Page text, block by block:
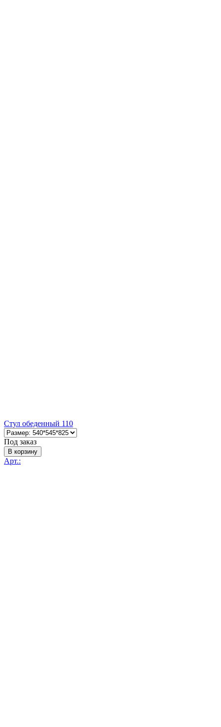
Стул обеденный 110
Под заказ
В корзину
Арт.: